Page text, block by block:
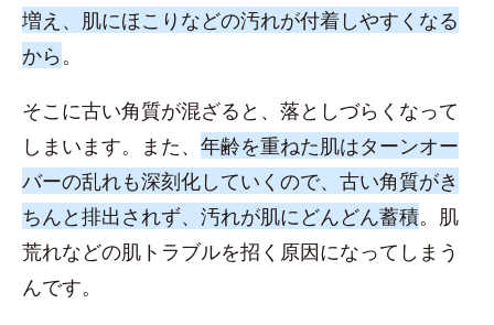
増え、肌にほこりなどの汚れが付着しやすくなる
から 。
そこに古い角質が混ざると、落としづらくなって
しまいます。また、 年齢を重ねた肌はターンオー
バーの乱れも深刻化していくので、古い角質がき
ちんと排出されず、汚れが肌にどんどん蓄積。肌
荒れなどの肌トラブルを招く原因になってしまう
んです。